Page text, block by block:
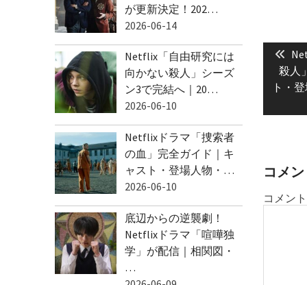
投
稿
ビ
ゲ
ョ
ン
殺人
ト・
コメ
コメント
が更新決定！202…
2026-06-14
Netflix「自由研究には
向かない殺人」シーズ
ン3で完結へ｜20…
2026-06-10
Netflixドラマ「捜索者
の血」完全ガイド｜キ
ャスト・登場人物・…
2026-06-10
底辺からの逆襲劇！
Netflixドラマ「喧嘩独
学」が配信｜相関図・
…